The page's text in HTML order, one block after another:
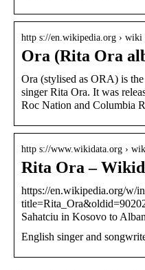
http s://en.wikipedia.org › wiki
Ora (Rita Ora
Ora (stylised as ORA) is
singer Rita Ora. It was
Roc Nation and Columbia
http s://www.wikidata.org ›
Rita Ora –
https://en.wikipedia.org/w/
Sahatciu in Kosovo to
English singer and